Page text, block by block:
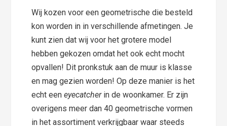
Wij kozen voor een geometrische die besteld
kon worden in in verschillende afmetingen. Je
kunt zien dat wij voor het grotere model
hebben gekozen omdat het ook echt mocht
opvallen! Dit pronkstuk aan de muur is klasse
en mag gezien worden! Op deze manier is het
echt eeneyecatcherin de woonkamer. Er zijn
overigens meer dan 40 geometrische vormen
in het assortiment verkrijgbaar waar steeds